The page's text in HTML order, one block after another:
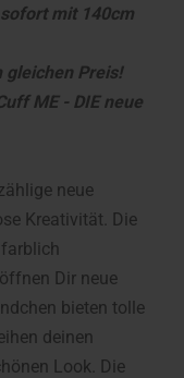
mit 140cm
gleichen Preis!
ME - DIE neue
neue
Kreativität. Die
Dir neue
bieten tolle
deinen
Look. Die